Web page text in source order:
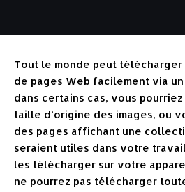
Tout le monde peut télécharger
de pages Web facilement via
dans certains cas, vous
taille d’origine des images, ou
des pages affichant une
seraient utiles dans votre
les télécharger sur votre
ne pourrez pas télécharger